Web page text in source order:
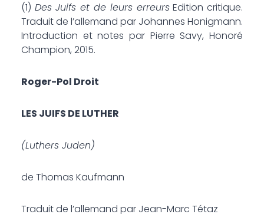
(1) Des Juifs et de leurs erreursEdition critique.
Traduit de l’allemand par Johannes Honigmann.
Introduction et notes par Pierre Savy, Honoré
Champion, 2015.
Roger-Pol Droit
LES JUIFS DE LUTHER
(Luthers Juden)
de Thomas Kaufmann
Traduit de l’allemand par Jean-Marc Tétaz